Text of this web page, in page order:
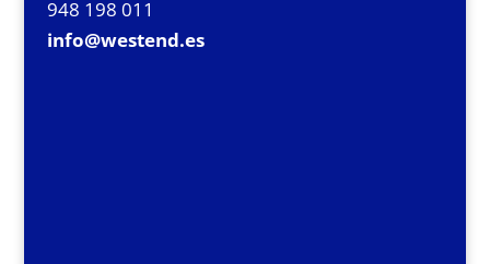
948 198 011
info@westend.es